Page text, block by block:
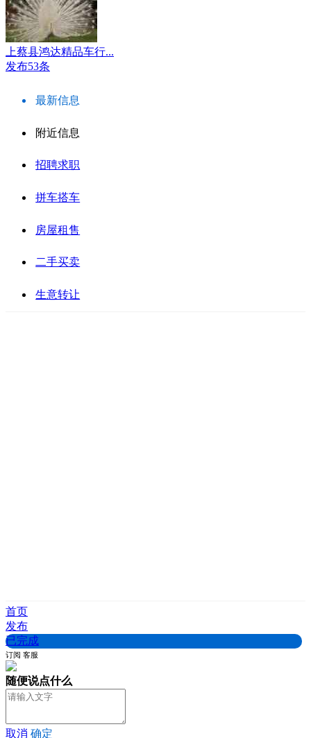
上蔡县鸿达精品车行...
发布53条
最新信息
附近信息
招聘求职
拼车搭车
房屋租售
二手买卖
生意转让
首页
发布
已完成
订阅 客服
随便说点什么
取消 确定